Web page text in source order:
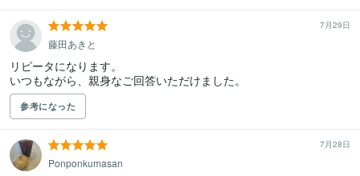
7月29日
藤田あきと
リピータになります。
いつもながら、親身なご回答いただけました。
参考になった
7月28日
Ponponkumasan